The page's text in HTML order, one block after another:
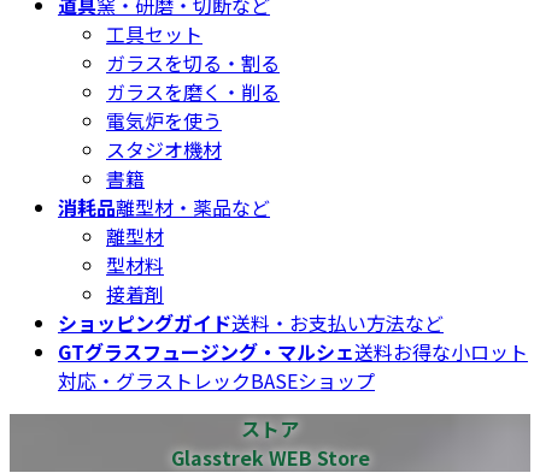
工具セット
ガラスを切る・割る
ガラスを磨く・削る
電気炉を使う
スタジオ機材
書籍
消耗品離型材・薬品など
離型材
型材料
接着剤
ショッピングガイド送料・お支払い方法など
GTグラスフュージング・マルシェ送料お得な小ロット
対応・グラストレックBASEショップ
ストア
Glasstrek WEB Store